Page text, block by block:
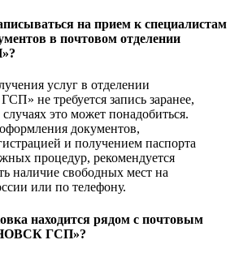
на прием к специалистам
в почтовом отделении
услуг в отделении
не требуется запись заранее,
это может понадобиться.
документов,
и получением паспорта
процедур, рекомендуется
наличие свободных мест на
или по телефону.
находится рядом с почтовым
ГСП»?